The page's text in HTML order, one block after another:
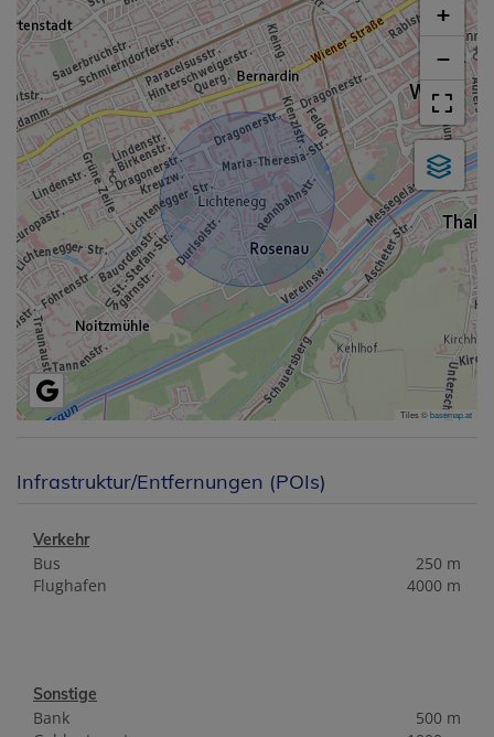
+
−
Tiles ©basemap.at
Infrastruktur/Entfernungen (POIs)
Verkehr
Bus
250 m
Flughafen
4000 m
Sonstige
Bank
500 m